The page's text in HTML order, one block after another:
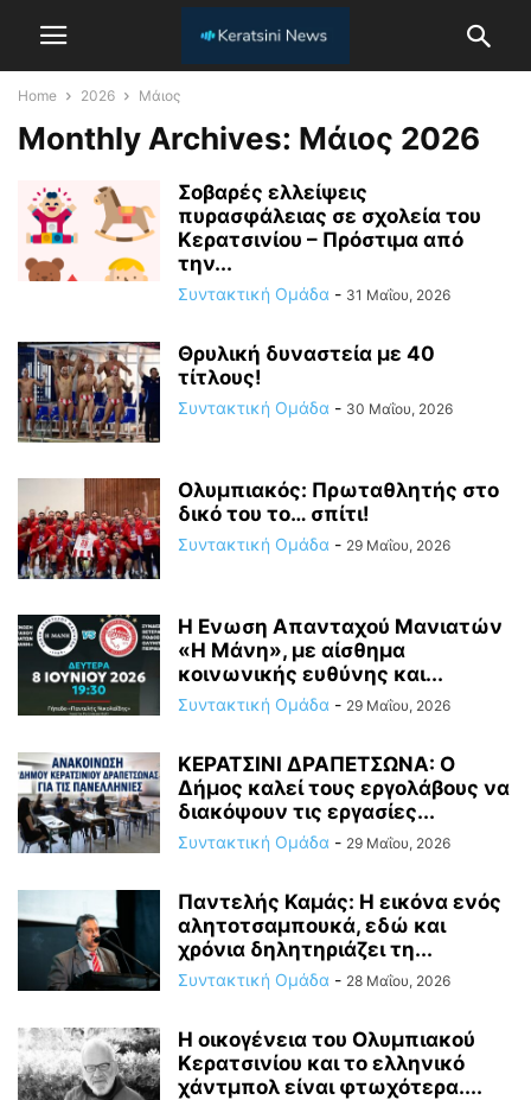
Home 2026 Μάιος
Monthly Archives: Μάιος 2026
Σοβαρές ελλείψεις
πυρασφάλειας σε σχολεία του
Κερατσινίου – Πρόστιμα από
την...
Συντακτική Ομάδα - 31 Μαΐου, 2026
Θρυλική δυναστεία με 40
τίτλους!
Συντακτική Ομάδα - 30 Μαΐου, 2026
Ολυμπιακός: Πρωταθλητής στο
δικό του το… σπίτι!
Συντακτική Ομάδα - 29 Μαΐου, 2026
Η Ενωση Απανταχού Μανιατών
«Η Μάνη», με αίσθημα
κοινωνικής ευθύνης και...
Συντακτική Ομάδα - 29 Μαΐου, 2026
ΚΕΡΑΤΣΙΝΙ ΔΡΑΠΕΤΣΩΝΑ: Ο
Δήμος καλεί τους εργολάβους να
διακόψουν τις εργασίες...
Συντακτική Ομάδα - 29 Μαΐου, 2026
Παντελής Καμάς: Η εικόνα ενός
αλητοτσαμπουκά, εδώ και
χρόνια δηλητηριάζει τη...
Συντακτική Ομάδα - 28 Μαΐου, 2026
Η οικογένεια του Ολυμπιακού
Κερατσινίου και το ελληνικό
χάντμπολ είναι φτωχότερα....